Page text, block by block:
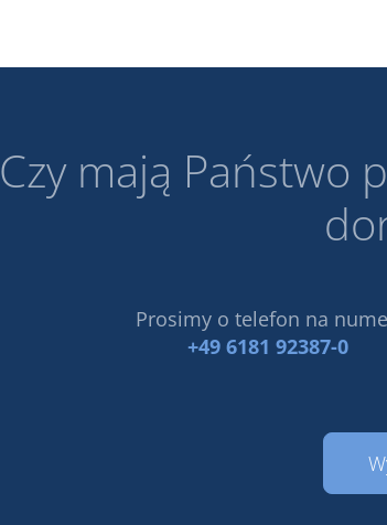
Czy mają Państwo
Prosimy o telefon na
+49 6181 92387-0